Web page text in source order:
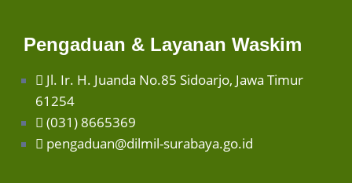
Pengaduan & Layanan Waskim
Jl. Ir. H. Juanda No.85 Sidoarjo, Jawa Timur
61254
(031) 8665369
pengaduan@dilmil-surabaya.go.id